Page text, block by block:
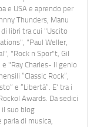
e USA e aprendo per
Thunders, Manu
libri tra cui "Uscito
"Paul Weller,
"Rock n Spor"t, Gil
"Ray Charles- Il genio
“Classic Rock”,
e “Libertà”. E' tra i
Awards. Da sedici
suo blog
di musica,